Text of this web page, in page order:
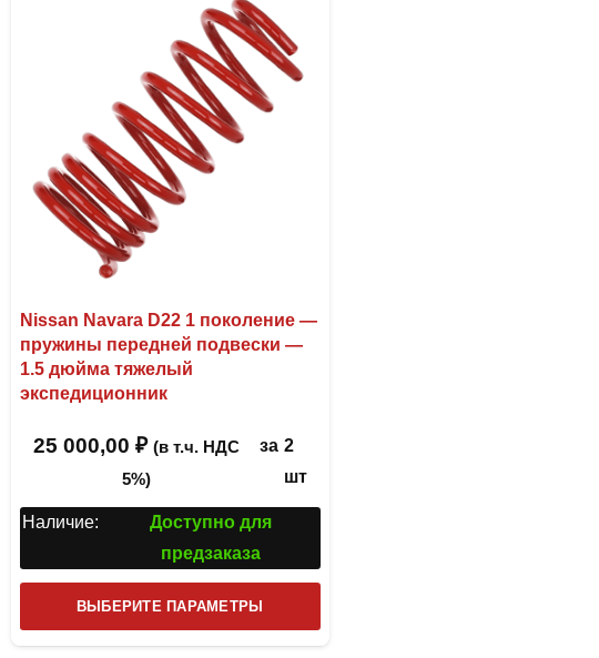
Nissan Navara D22 1 поколение —
пружины передней подвески —
1.5 дюйма тяжелый
экспедиционник
25 000,00₽ (в т.ч. НДС
5%)
за 2
шт
Наличие:
Доступно для
предзаказа
ВЫБЕРИТЕ ПАРАМЕТРЫ
товар